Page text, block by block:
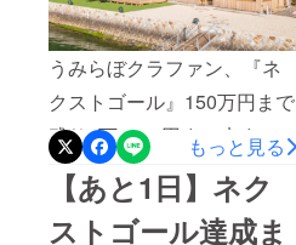
日の23時59分で終了となり
ます。ここまできたら、
『支援者数100名』も達成し
たい！より多くの方にご支
援いただき、みんなでうみ
らぼ2棟目をつくっていきた
い！最後までよろしくお願
うみらぼクラファン、『ネ
クストゴール』150万円まで
残り1万8000円まで来まし
た！本当にあと少し！ここ
までご支援くださった皆様
へのお礼と、うみらぼの近
もっと見る
【あと1日】ネク
ストゴール達成ま